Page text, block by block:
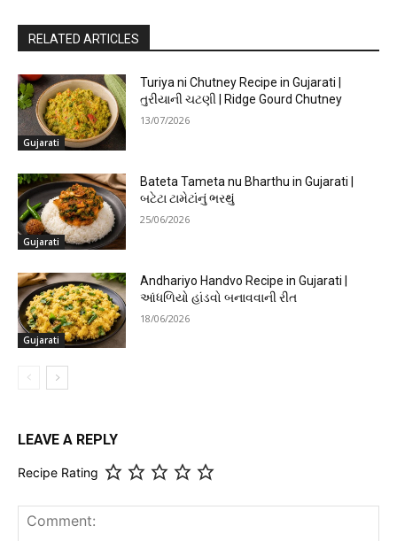
RELATED ARTICLES
Gujarati
Turiya ni Chutney Recipe in Gujarati |
તુરીયાની ચટણી | Ridge Gourd Chutney
13/07/2026
Gujarati
Bateta Tameta nu Bharthu in Gujarati |
બટેટા ટામેટાંનું ભરથું
25/06/2026
Gujarati
Andhariyo Handvo Recipe in Gujarati |
આંધળિયો હાંડવો બનાવવાની રીત
18/06/2026
LEAVE A REPLY
Recipe Rating